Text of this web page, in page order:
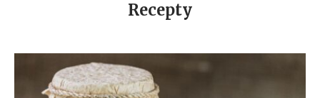
Recepty